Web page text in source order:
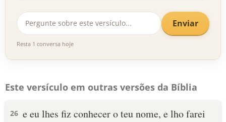
Enviar
Resta 1 conversa hoje
Este versículo em outras versões da Bíblia
26 e eu lhes fiz conhecer o teu nome, e lho farei